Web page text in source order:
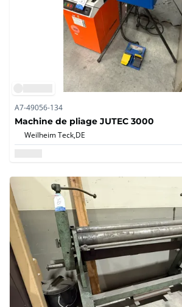
A7-49056-134
Machine de pliage JUTEC 3000
Weilheim Teck,DE